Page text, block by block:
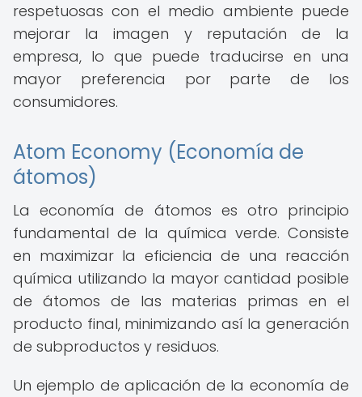
respetuosas con el medio ambiente puede
mejorar la imagen y reputación de la
empresa, lo que puede traducirse en una
mayor preferencia por parte de los
consumidores.
Atom Economy (Economía de
átomos)
La economía de átomos es otro principio
fundamental de la química verde. Consiste
en maximizar la eficiencia de una reacción
química utilizando la mayor cantidad posible
de átomos de las materias primas en el
producto final, minimizando así la generación
de subproductos y residuos.
Un ejemplo de aplicación de la economía de